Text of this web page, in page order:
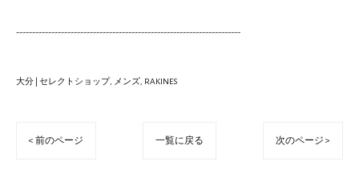
----------------------------------------------------------------------
大分 | セレクトショップ メンズ RAKINES
< 前のページ 一覧に戻る 次のページ >